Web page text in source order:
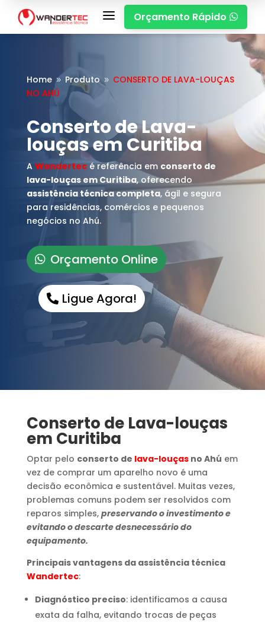
a Orçamento Rápido 
Home 9 Produto 9 CONSERTO DE LAVA-LOUÇAS
NO AHÚ
Conserto de Lava-
louças em Curitiba
A Wandertecé referência em conserto de
lava-louças em Curitiba, oferecendo
assistência técnica completa, ágil e segura
para residências, comércios e pequenos
negócios no Ahú.
Orçamento Online
Ligue Agora!
Conserto de Lava-louças
em Curitiba
Optar pelo conserto de lava-louçasno Ahú em
vez de comprar um aparelho novo é uma
decisão econômica e sustentável. Muitas vezes,
problemas comuns podem ser resolvidos com
reparos simples, preservando o investimento e
evitando o descarte desnecessário do
equipamento.
Principais vantagens da assistência técnica
Wandertec:
Diagnóstico preciso: identificamos a causa
exata da falha, evitando trocas de peças